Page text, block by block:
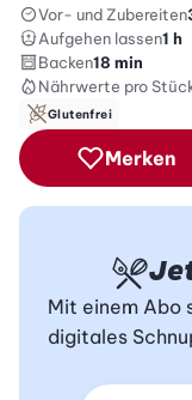
Vor- und Zubereiten
Aufgehen lassen1 h
Backen18 min
Nährwerte pro
Glutenfrei
Merken
Mit einem Abo
digitales